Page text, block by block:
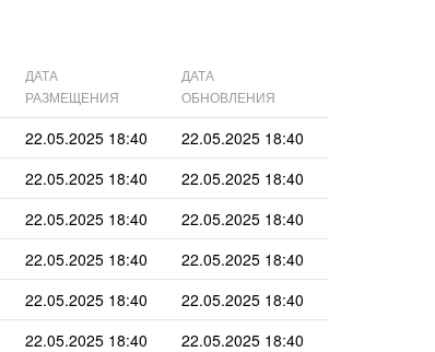
ДАТА
РАЗМЕЩЕНИЯ
ДАТА
ОБНОВЛЕНИЯ
22.05.2025 18:40
22.05.2025 18:40
22.05.2025 18:40
22.05.2025 18:40
22.05.2025 18:40
22.05.2025 18:40
22.05.2025 18:40
22.05.2025 18:40
22.05.2025 18:40
22.05.2025 18:40
22.05.2025 18:40
22.05.2025 18:40